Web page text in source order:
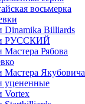
восьмерка
Dinamika Billiards
РУССКИЙ
Мастера Рябова
Мастера Якубовича
уцененные
Vortex